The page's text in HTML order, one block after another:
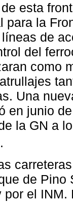
esta
para la
de
del
como
Una
en junio
la GN a
de
por el